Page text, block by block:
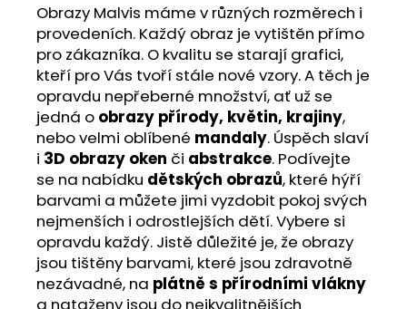
Obrazy Malvis máme v různých rozměrech i
provedeních. Každý obraz je vytištěn přímo
pro zákazníka. O kvalitu se starají grafici,
kteří pro Vás tvoří stále nové vzory. A těch je
opravdu nepřeberné množství, ať už se
jedná o obrazy přírody, květin, krajiny,
nebo velmi oblíbené mandaly. Úspěch slaví
i 3D obrazy oken či abstrakce. Podívejte
se na nabídku dětských obrazů, které hýří
barvami a můžete jimi vyzdobit pokoj svých
nejmenších i odrostlejších dětí. Vybere si
opravdu každý. Jistě důležité je, že obrazy
jsou tištěny barvami, které jsou zdravotně
nezávadné, na plátně s přírodními vlákny
a nataženy jsou do nejkvalitnějších